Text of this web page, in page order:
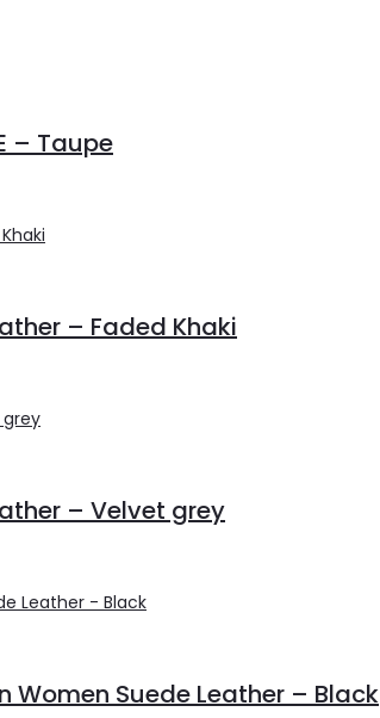
– Taupe
– Faded Khaki
– Velvet grey
Women Suede Leather – Black